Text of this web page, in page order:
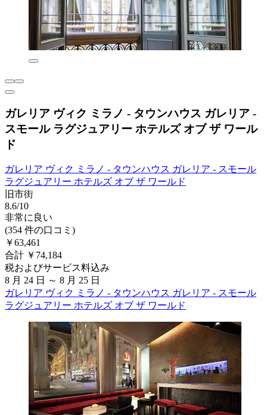
ガレリア ヴィク ミラノ - タウンハウス ガレリア -
スモール ラグジュアリー ホテルズ オブ ザ ワール
ド
ガレリア ヴィク ミラノ - タウンハウス ガレリア - スモール
ラグジュアリー ホテルズ オブ ザ ワールド
旧市街
8.6/10
非常に良い
(354 件の口コミ)
￥63,461
合計 ￥74,184
税およびサービス料込み
8 月 24 日 ～ 8 月 25 日
ガレリア ヴィク ミラノ - タウンハウス ガレリア - スモール
ラグジュアリー ホテルズ オブ ザ ワールド